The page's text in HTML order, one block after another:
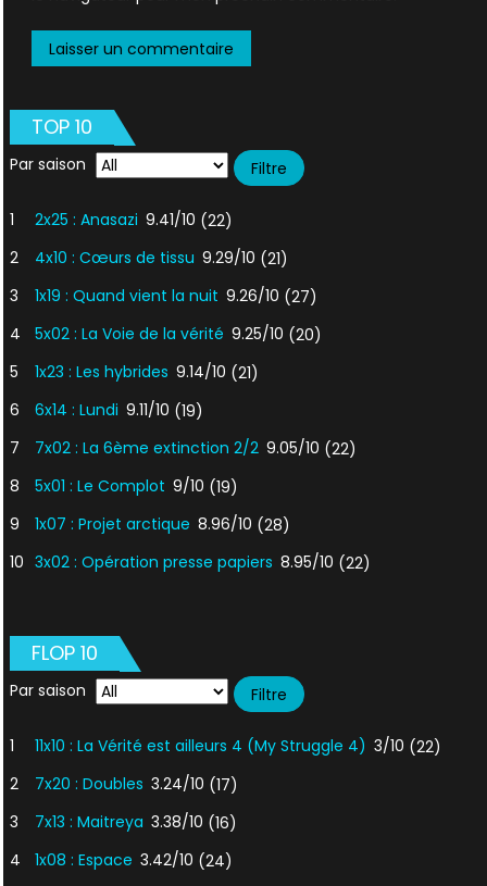
TOP 10
Par saison
1 2x25 : Anasazi 9.41/10 (22)
2
4x10 : Cœurs de tissu 9.29/10 (21)
3
1x19 : Quand vient la nuit 9.26/10 (27)
4
5x02 : La Voie de la vérité 9.25/10 (20)
5
1x23 : Les hybrides 9.14/10 (21)
6
6x14 : Lundi 9.11/10 (19)
7
7x02 : La 6ème extinction 2/2 9.05/10 (22)
8
5x01 : Le Complot 9/10 (19)
9
1x07 : Projet arctique 8.96/10 (28)
10 3x02 : Opération presse papiers 8.95/10 (22)
FLOP 10
Par saison
1 11x10 : La Vérité est ailleurs 4 (My Struggle 4) 3/10 (22)
2
7x20 : Doubles 3.24/10 (17)
3
7x13 : Maitreya 3.38/10 (16)
4
1x08 : Espace 3.42/10 (24)